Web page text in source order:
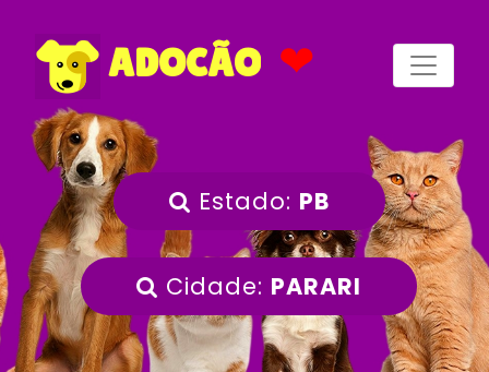
ADOCÃO ❤
Estado: PB
Cidade: PARARI